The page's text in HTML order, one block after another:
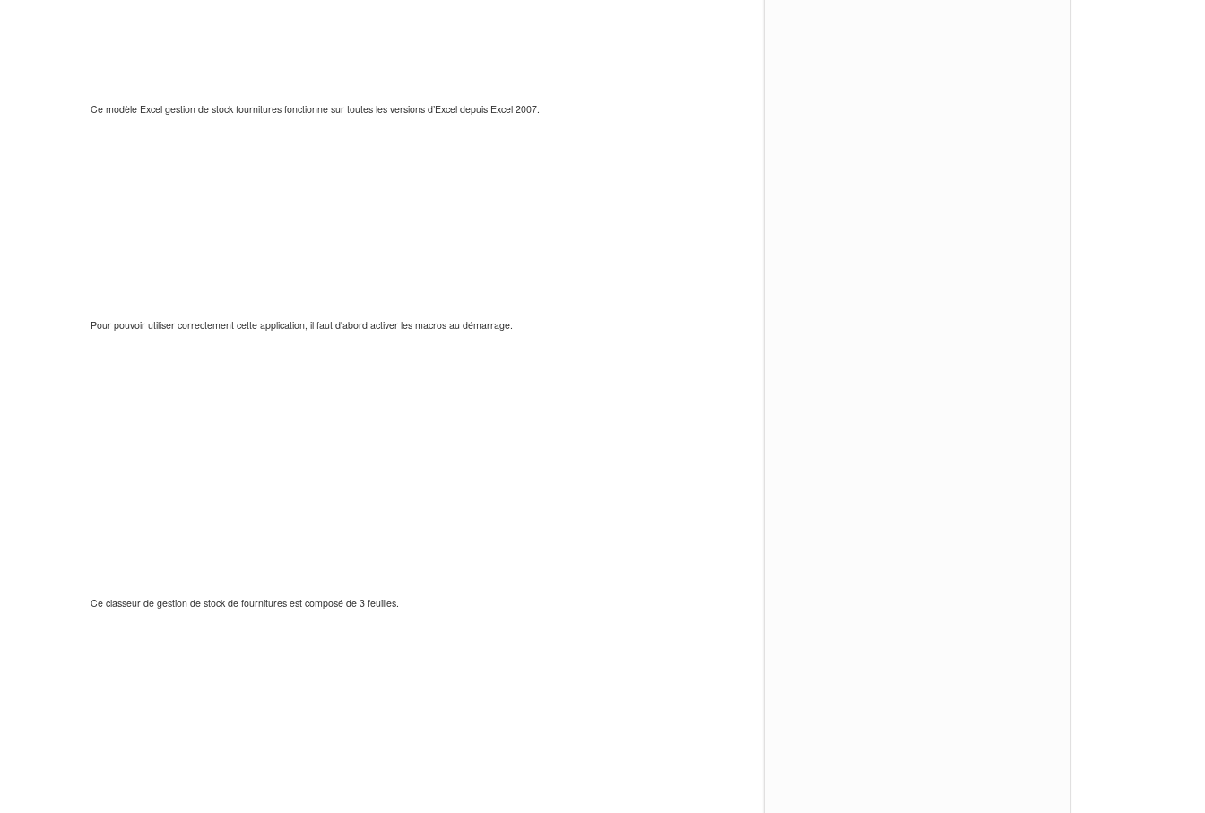
Ce modèle Excel gestion de stock fournitures fonctionne sur toutes les versions d’Excel depuis Excel 2007.
Pour pouvoir utiliser correctement cette application, il faut d'abord activer les macros au démarrage.
Ce classeur de gestion de stock de fournitures est composé de 3 feuilles.